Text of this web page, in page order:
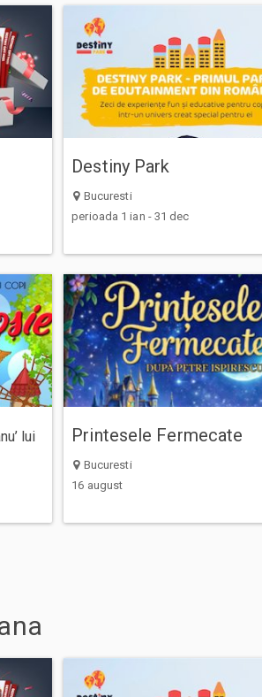
Destiny Park
Bucuresti
perioada 1 ian - 31 dec
lui
Printesele Fermecate
Bucuresti
16 august